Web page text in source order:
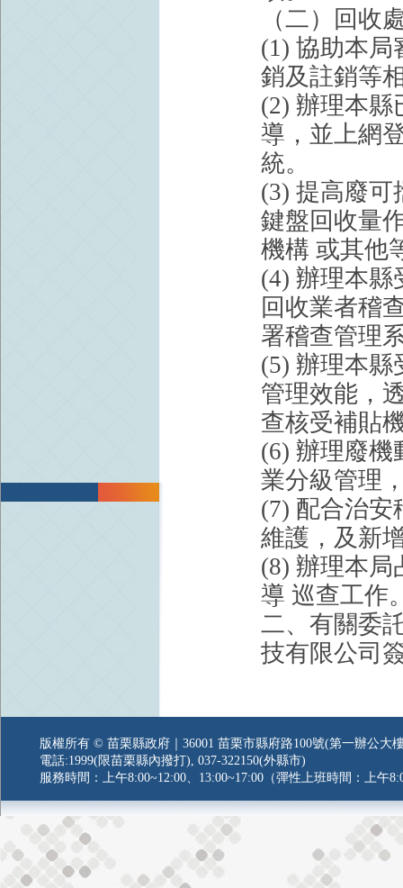
（二）回收
(1) 協助本局
銷及註銷等
(2) 辦理本縣
導，並上網
統。
(3) 提高廢可
鍵盤回收量
機構 或其他
(4) 辦理本縣
回收業者稽
署稽查管理
(5) 辦理本縣
管理效能，
查核受補貼
(6) 辦理廢機
業分級管理
(7) 配合治安
維護，及新
(8) 辦理本局
導 巡查工作
二、有關委
技有限公司
版權所有 © 苗栗縣政府｜36001 苗栗市縣府路100號(第一辦公大
電話:1999(限苗栗縣內撥打), 037-322150(外縣市)
服務時間：上午8:00~12:00、13:00~17:00（彈性上班時間：上午